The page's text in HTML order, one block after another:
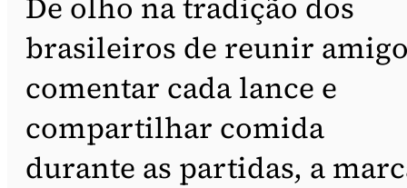
brasileiros de reunir
comentar cada lance e
compartilhar comida
durante as partidas, a